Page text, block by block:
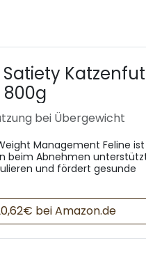
Satiety
bei Übergewicht
Management Feline
beim Abnehmen
und fördert gesunde
bei Amazon.de